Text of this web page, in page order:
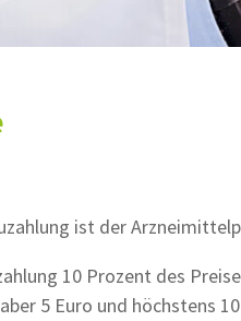
ist der
10 Prozent des
5 Euro und höchstens